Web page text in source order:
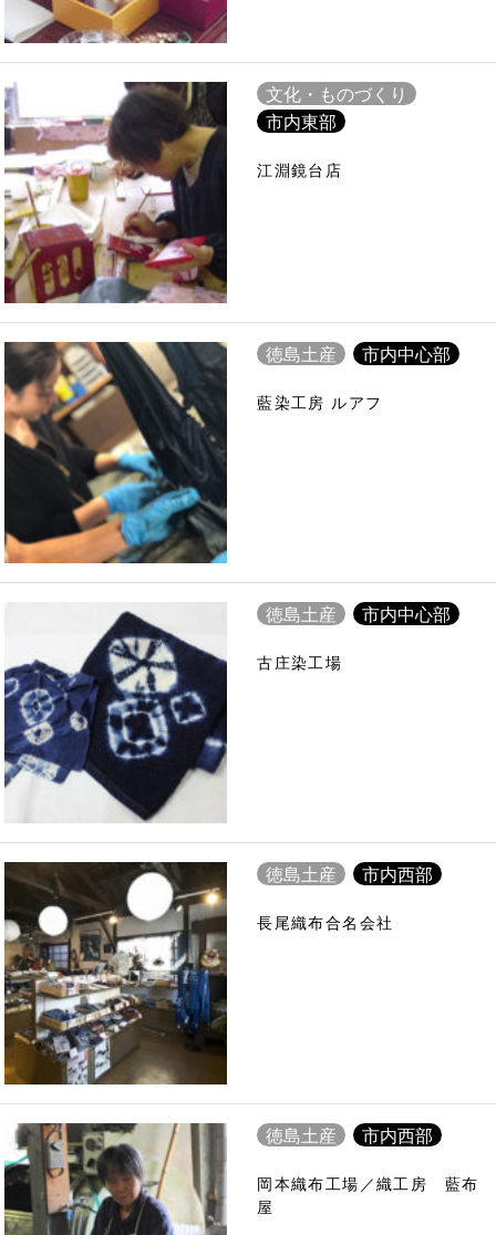
文化・ものづくり
市内東部
江淵鏡台店
徳島土産 市内中心部
藍染工房 ルアフ
徳島土産 市内中心部
古庄染工場
徳島土産 市内西部
長尾織布合名会社
徳島土産 市内西部
岡本織布工場／織工房 藍布
屋